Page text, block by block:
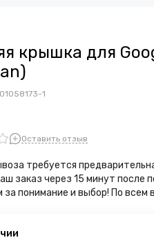
крышка для
1
Оставить отзыв
требуется
заказ через 15 минут после
за понимание и выбор! По всем